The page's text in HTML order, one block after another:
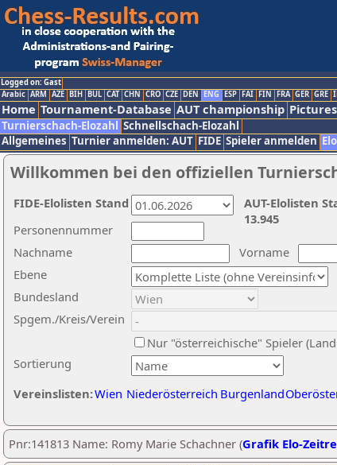
Logged on: Gast
Arabic ARM AZE BIH BUL CAT CHN CRO CZE DEN ENG ESP FAI FIN FRA GER GRE
Home Tournament-Database AUT championship Pictures
Turnierschach-Elozahl Schnellschach-Elozahl
Allgemeines Turnier anmelden: AUT FIDE Spieler anmelden
Willkommen bei den offiziellen
Nachname
Vorname
Ebene
Sortierung
Personennummer
Bundesland
Spgem./Kreis/Verein
Nur "österreichische" Spieler
Vereinslisten:Wien Niederösterreich Burgenland
AUT-Elolisten
13.945
FIDE-Elolisten Stand
Pnr:141813 Name: Romy Marie Schachner (Grafik Elo-